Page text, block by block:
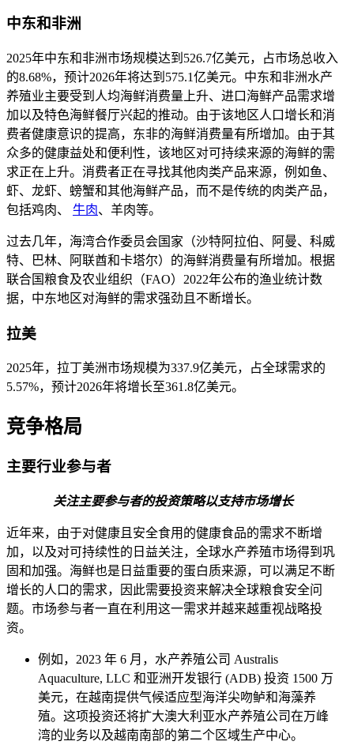
中东和非洲
2025年中东和非洲市场规模达到526.7亿美元，占市场总收入
的8.68%，预计2026年将达到575.1亿美元。中东和非洲水产
养殖业主要受到人均海鲜消费量上升、进口海鲜产品需求增
加以及特色海鲜餐厅兴起的推动。由于该地区人口增长和消
费者健康意识的提高，东非的海鲜消费量有所增加。由于其
众多的健康益处和便利性，该地区对可持续来源的海鲜的需
求正在上升。消费者正在寻找其他肉类产品来源，例如鱼、
虾、龙虾、螃蟹和其他海鲜产品，而不是传统的肉类产品，
包括鸡肉、 牛肉、羊肉等。
过去几年，海湾合作委员会国家（沙特阿拉伯、阿曼、科威
特、巴林、阿联酋和卡塔尔）的海鲜消费量有所增加。根据
联合国粮食及农业组织（FAO）2022年公布的渔业统计数
据，中东地区对海鲜的需求强劲且不断增长。
拉美
2025年，拉丁美洲市场规模为337.9亿美元，占全球需求的
5.57%，预计2026年将增长至361.8亿美元。
竞争格局
主要行业参与者
关注主要参与者的投资策略以支持市场增长
近年来，由于对健康且安全食用的健康食品的需求不断增
加，以及对可持续性的日益关注，全球水产养殖市场得到巩
固和加强。海鲜也是日益重要的蛋白质来源，可以满足不断
增长的人口的需求，因此需要投资来解决全球粮食安全问
题。市场参与者一直在利用这一需求并越来越重视战略投
资。
例如，2023 年 6 月，水产养殖公司 Australis
Aquaculture, LLC 和亚洲开发银行 (ADB) 投资 1500 万
美元，在越南提供气候适应型海洋尖吻鲈和海藻养
殖。这项投资还将扩大澳大利亚水产养殖公司在万峰
湾的业务以及越南南部的第二个区域生产中心。